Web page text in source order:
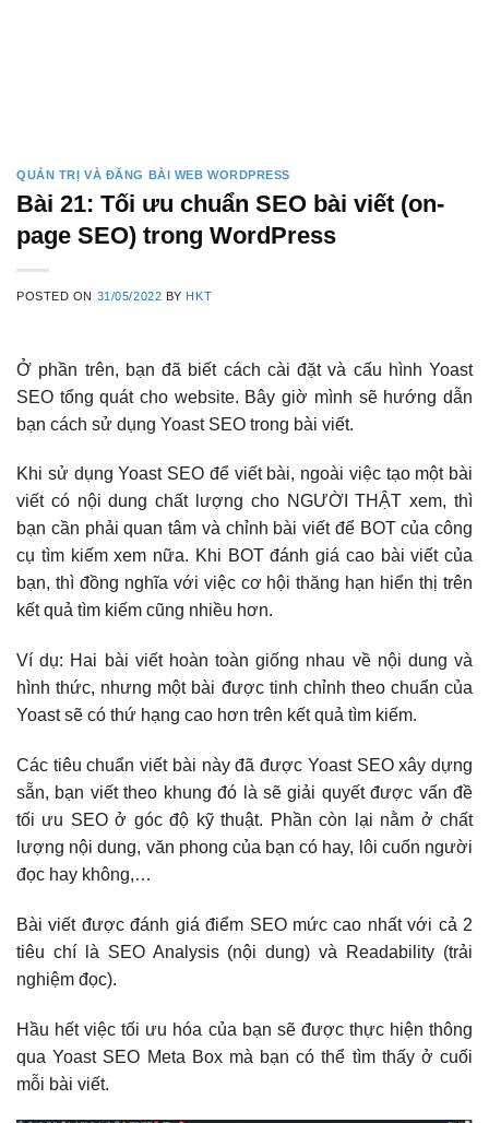
QUẢN TRỊ VÀ ĐĂNG BÀI WEB WORDPRESS
Bài 21: Tối ưu chuẩn SEO bài viết (on-
page SEO) trong WordPress
POSTED ON 31/05/2022 BY HKT
Ở phần trên, bạn đã biết cách cài đặt và cấu hình Yoast
SEO tổng quát cho website. Bây giờ mình sẽ hướng dẫn
bạn cách sử dụng Yoast SEO trong bài viết.
Khi sử dụng Yoast SEO để viết bài, ngoài việc tạo một bài
viết có nội dung chất lượng cho NGƯỜI THẬT xem, thì
bạn cần phải quan tâm và chỉnh bài viết để BOT của công
cụ tìm kiếm xem nữa. Khi BOT đánh giá cao bài viết của
bạn, thì đồng nghĩa với việc cơ hội thăng hạn hiển thị trên
kết quả tìm kiếm cũng nhiều hơn.
Ví dụ: Hai bài viết hoàn toàn giống nhau về nội dung và
hình thức, nhưng một bài được tinh chỉnh theo chuẩn của
Yoast sẽ có thứ hạng cao hơn trên kết quả tìm kiếm.
Các tiêu chuẩn viết bài này đã được Yoast SEO xây dựng
sẵn, bạn viết theo khung đó là sẽ giải quyết được vấn đề
tối ưu SEO ở góc độ kỹ thuật. Phần còn lại nằm ở chất
lượng nội dung, văn phong của bạn có hay, lôi cuốn người
đọc hay không,…
Bài viết được đánh giá điểm SEO mức cao nhất với cả 2
tiêu chí là SEO Analysis (nội dung) và Readability (trải
nghiệm đọc).
Hầu hết việc tối ưu hóa của bạn sẽ được thực hiện thông
qua Yoast SEO Meta Box mà bạn có thể tìm thấy ở cuối
mỗi bài viết.